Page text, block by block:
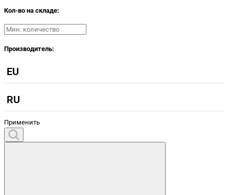
Кол-во на складе:
Производитель:
EU
RU
Применить